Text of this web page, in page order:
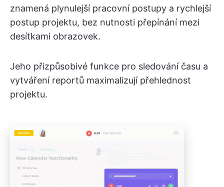
znamená plynulejší pracovní postupy a rychlejší
postup projektu, bez nutnosti přepínání mezi
desítkami obrazovek.
Jeho přizpůsobivé funkce pro sledování času a
vytváření reportů maximalizují přehlednost
projektu.